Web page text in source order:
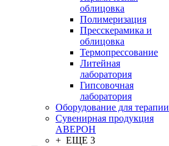
облицовка
Полимеризация
Пресскерамика и
облицовка
Термопрессование
Литейная
лаборатория
Гипсовочная
лаборатория
Оборудование для терапии
Сувенирная продукция
АВЕРОН
+ ЕЩЕ 3